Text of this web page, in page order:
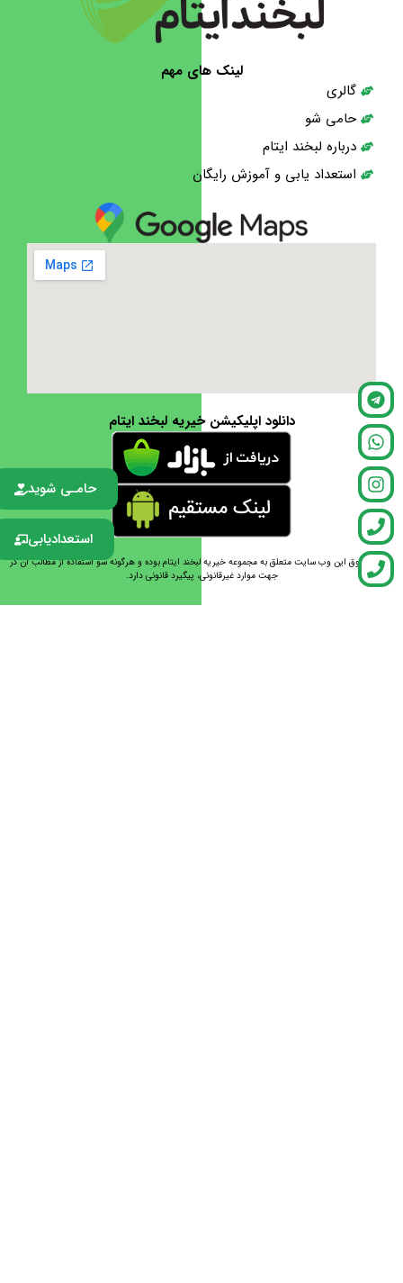
لینک های مهم
گالری
حامی شو
درباره لبخند ایتام
استعداد یابی و آموزش رایگان
دانلود اپلیکیشن خیریه لبخند ایتام
تمامی حقوق این وب سایت متعلق به مجموعه خیریه لبخند ایتام بوده و هرگونه سو استفاده از مطالب آن در
جهت موارد غیرقانونی، پیگیرد قانونی دارد.
استعدادیابی
حامـی شوید